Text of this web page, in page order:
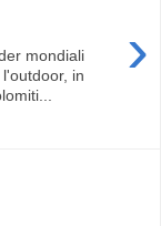
›
mondiali
in